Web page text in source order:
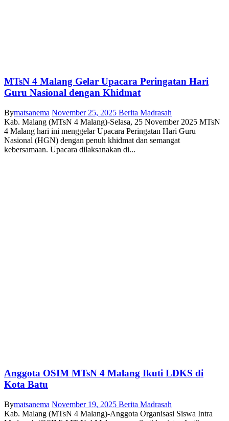
MTsN 4 Malang Gelar Upacara Peringatan Hari
Guru Nasional dengan Khidmat
Bymatsanema November 25, 2025 Berita Madrasah
Kab. Malang (MTsN 4 Malang)-Selasa, 25 November 2025 MTsN
4 Malang hari ini menggelar Upacara Peringatan Hari Guru
Nasional (HGN) dengan penuh khidmat dan semangat
kebersamaan. Upacara dilaksanakan di...
Anggota OSIM MTsN 4 Malang Ikuti LDKS di
Kota Batu
Bymatsanema November 19, 2025 Berita Madrasah
Kab. Malang (MTsN 4 Malang)-Anggota Organisasi Siswa Intra